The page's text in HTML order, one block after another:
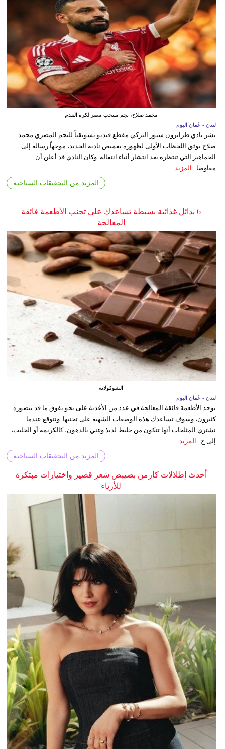
محمد صلاح، نجم منتخب مصر لكرة القدم
لندن - عُمان اليوم
نشر نادي طرابزون سبور التركي مقطع فيديو تشويقياً للنجم المصري محمد
صلاح يوثق اللحظات الأولى لظهوره بقميص ناديه الجديد، موجهاً رسالة إلى
الجماهير التي تنتظره بعد انتشار أنباء انتقاله. وكان النادي قد أعلن أن
مفاوضا...
المزيد
المزيد من التحقيقات السياحية
6 بدائل غذائية بسيطة تساعدك على تجنب الأطعمة فائقة
المعالجة
الشوكولاتة
لندن - عُمان اليوم
توجد الأطعمة فائقة المعالجة في عدد من الأغذية على نحو يفوق ما قد يتصوره
كثيرون، وسوف تساعدك هذه الوصفات الشهية على تجنبها. ونتوقع عندما
نشتري المثلجات أنها تتكون من خليط لذيذ وغني بالدهون، كالكريمة أو الحليب،
إلى ج... المزيد
المزيد من التحقيقات السياحية
أحدث إطلالات كارمن بصيبص شعر قصير واختيارات مبتكرة
للأزياء